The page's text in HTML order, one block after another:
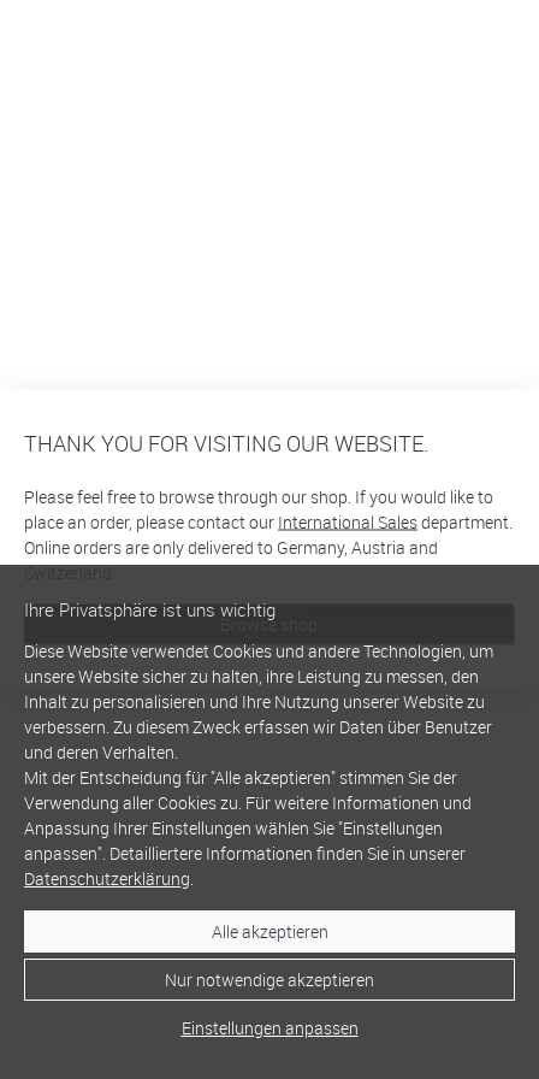
THANK YOU FOR VISITING OUR WEBSITE.
Please feel free to browse through our shop. If you would like to
place an order, please contact our International Salesdepartment.
Online orders are only delivered to Germany, Austria and
Switzerland
Browse shop
Ihre Privatsphäre ist uns wichtig
Diese Website verwendet Cookies und andere Technologien, um
unsere Website sicher zu halten, ihre Leistung zu messen, den
Inhalt zu personalisieren und Ihre Nutzung unserer Website zu
verbessern. Zu diesem Zweck erfassen wir Daten über Benutzer
und deren Verhalten.
Mit der Entscheidung für "Alle akzeptieren" stimmen Sie der
Verwendung aller Cookies zu. Für weitere Informationen und
Anpassung Ihrer Einstellungen wählen Sie "Einstellungen
anpassen". Detailliertere Informationen finden Sie in unserer
Datenschutzerklärung.
Alle akzeptieren
Nur notwendige akzeptieren
Einstellungen anpassen